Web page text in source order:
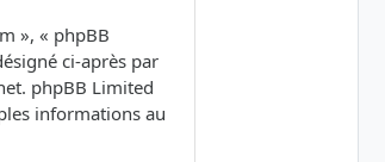
», « phpBB
ci-après par
phpBB Limited
informations au